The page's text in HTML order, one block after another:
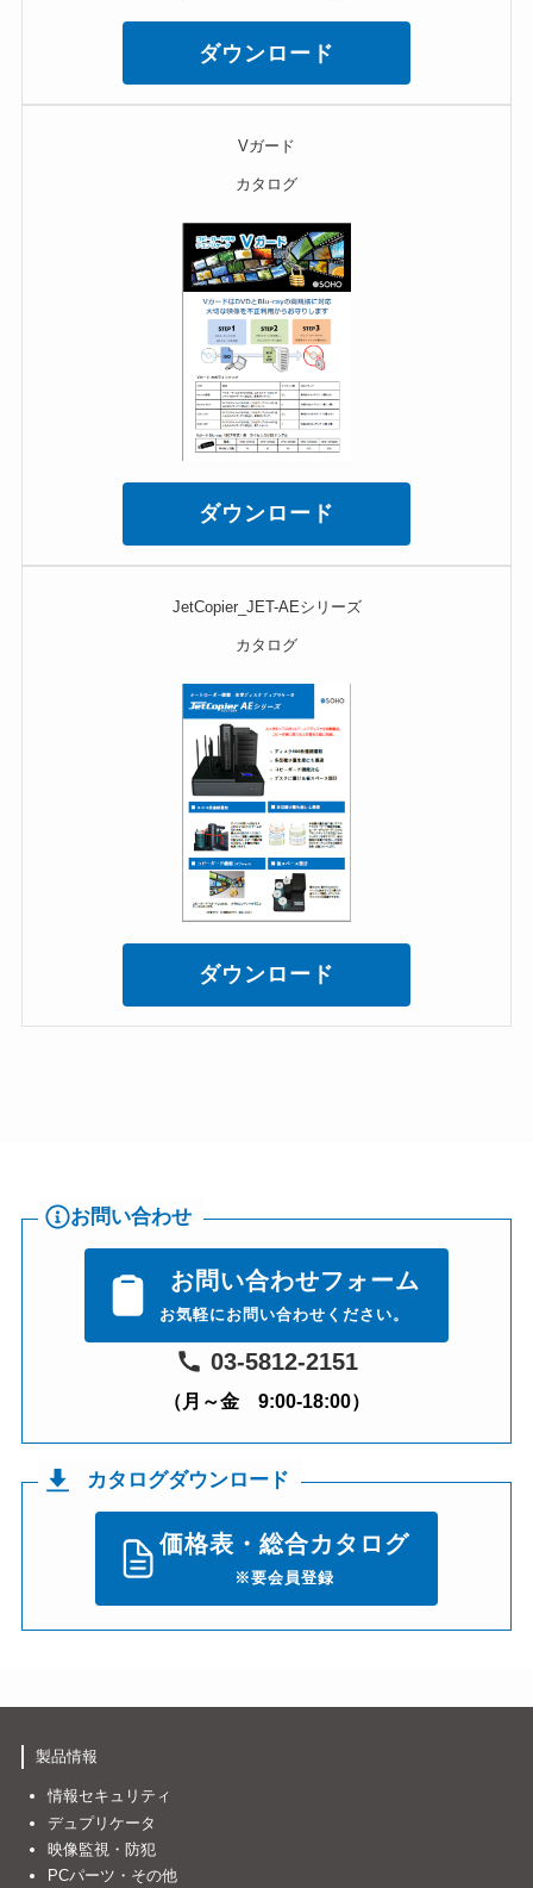
ダウンロード
Vガード
カタログ
ダウンロード
JetCopier_JET-AEシリーズ
カタログ
ダウンロード
お問い合わせ
お問い合わせフォーム
お気軽にお問い合わせください。
03-5812-2151
（月～金 9:00-18:00）
カタログダウンロード
価格表・総合カタログ
※要会員登録
製品情報
情報セキュリティ
デュプリケータ
映像監視・防犯
PCパーツ・その他